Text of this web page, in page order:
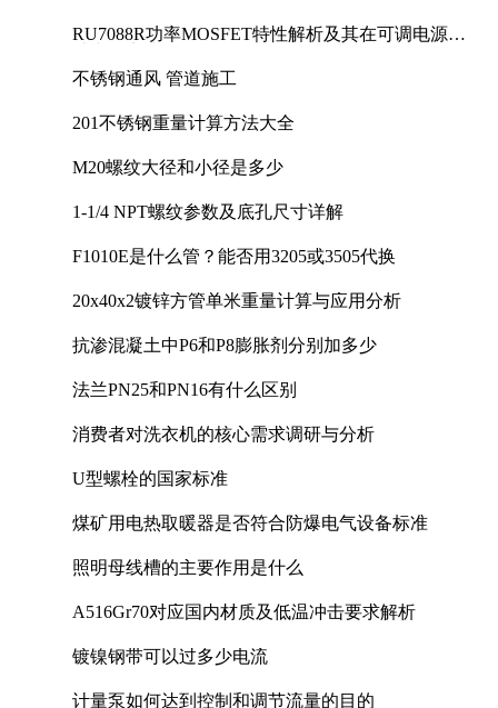
RU7088R功率MOSFET特性解析及其在可调电源设
不锈钢通风 管道施工
201不锈钢重量计算方法大全
M20螺纹大径和小径是多少
1-1/4 NPT螺纹参数及底孔尺寸详解
F1010E是什么管？能否用3205或3505代换
20x40x2镀锌方管单米重量计算与应用分析
抗渗混凝土中P6和P8膨胀剂分别加多少
法兰PN25和PN16有什么区别
消费者对洗衣机的核心需求调研与分析
U型螺栓的国家标准
煤矿用电热取暖器是否符合防爆电气设备标准
照明母线槽的主要作用是什么
A516Gr70对应国内材质及低温冲击要求解析
镀镍钢带可以过多少电流
计量泵如何达到控制和调节流量的目的